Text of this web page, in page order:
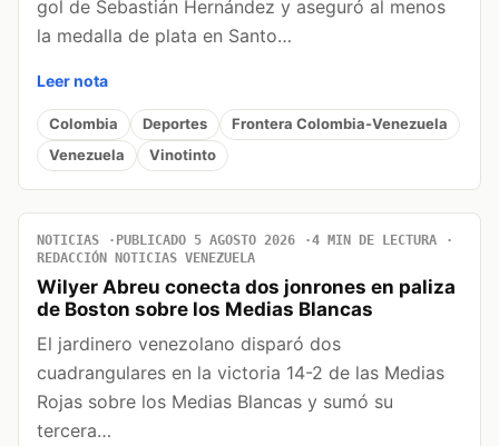
gol de Sebastián Hernández y aseguró al menos
la medalla de plata en Santo…
Leer nota
Colombia Deportes
Frontera Colombia-Venezuela
Venezuela
Vinotinto
NOTICIAS PUBLICADO 5 AGOSTO 2026
4 MIN DE LECTURA
REDACCIÓN NOTICIAS VENEZUELA
Wilyer Abreu conecta dos jonrones en paliza
de Boston sobre los Medias Blancas
El jardinero venezolano disparó dos
cuadrangulares en la victoria 14-2 de las Medias
Rojas sobre los Medias Blancas y sumó su
tercera…